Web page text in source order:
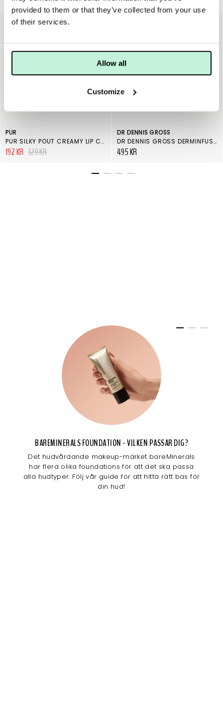
provided to them or that they’ve collected from your use
of their services.
Allow all
Customize
40%
PUR
PUR SILKY POUT CREAMY LIP CHUBBY SUGAR PLUM
192 KR 320 KR
DR DENNIS GROSS
DR DENNIS GROSS DERMINFUSIONS PLUMP + REPAIR LIP TREATMENT TINTS PINK
495 KR
BAREMINERALS FOUNDATION - VILKEN PASSAR DIG?
Det hudvårdande makeup-märket bareMinerals
har flera olika foundations för att det ska passa
alla hudtyper. Följ vår guide för att hitta rätt bas för
din hud!